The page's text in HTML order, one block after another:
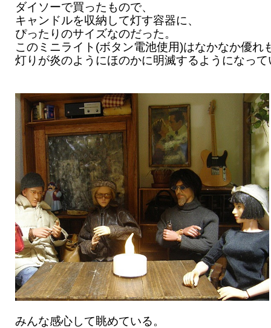
ダイソーで買ったもので、
キャンドルを収納して灯す容器に、
ぴったりのサイズなのだった。
このミニライト(ボタン電池使用)はなかなか優れ
灯りが炎のようにほのかに明滅するようになって
みんな感心して眺めている。